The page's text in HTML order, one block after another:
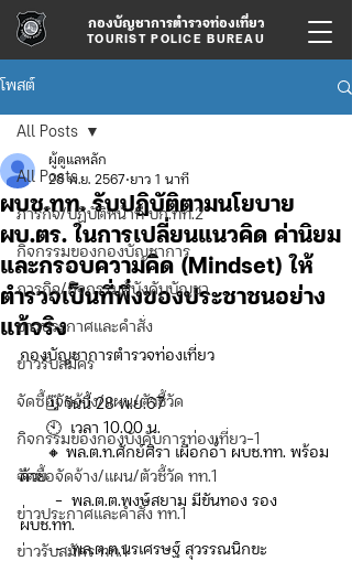
กองบัญชาการตำรวจท่องเที่ยว
TOURIST POLICE BUREAU
โพสต์
All Posts
ภารกิจ/ปฏิบัติหน้าที่ บก.ทท.2
กิจกรรมของกองบัญชาการ
ภารกิจ/กิจกรรมผู้บังคับบัญชา
ข่าวประกาศและคำสั่ง
ข่าวรับสมัคร
จัดซื้อจัดจ้าง/แผน/ตัวชี้วัด
กิจกรรมของกองบังคับการท่องเที่ยว-1
จัดซื้อจัดจ้าง/แผน/ตัวชี้วัด ทท.1
ข่าวประกาศและคำสั่ง ทท.1
ข่าวรับสมัคร ทท.1
All Posts
ผบช.ทท. รับปฏิบัติตามนโยบาย
ผบ.ตร. ในการเปลี่ยนแนวคิด ค่านิยม
และกรอบความคิด (Mindset) ให้
ตำรวจเป็นที่พึ่งของประชาชนอย่าง
แท้จริง
ผู้ดูแลหลัก
28 พ.ย. 2567 ยาว 1 นาที
กองบัญชาการตำรวจท่องเที่ยว
      🗓️ วันนี้ 28 พ.ย.67
      🕙  เวลา 10.00 น.
ด้วย
        -  พล.ต.ต.พงษ์สยาม มีขันทอง รอง
ผบช.ทท.
        -  พล.ต.ต.นรเศรษฐ์ สุวรรณนิกขะ